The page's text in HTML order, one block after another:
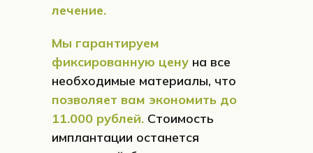
лечение.
Мы гарантируем
фиксированную цену на все
необходимые материалы, что
позволяет вам экономить до
11.000 рублей. Стоимость
имплантации останется
ЗАБРОНИРОВАТЬ ЦЕНУ
125 000 ₽
Цена под ключ
имплант